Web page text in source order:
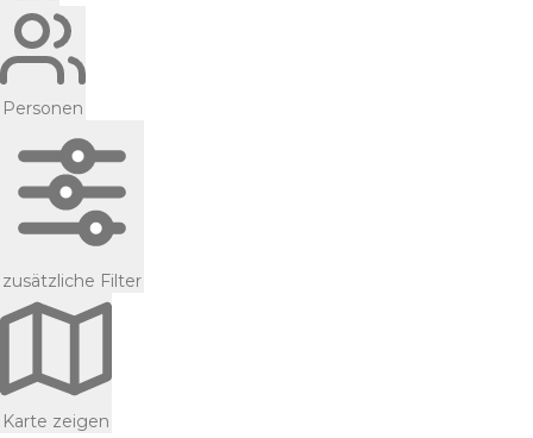
Personen
zusätzliche Filter
Karte zeigen